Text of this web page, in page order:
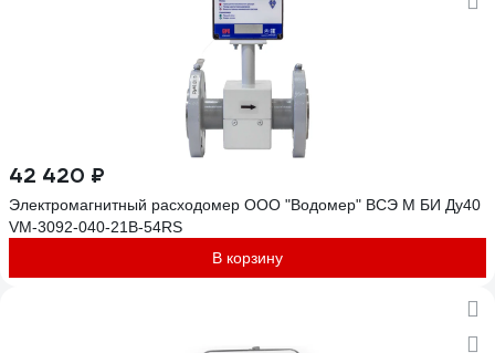
42 420 ₽
Электромагнитный расходомер ООО "Водомер" ВСЭ М БИ Ду40
VM-3092-040-21B-54RS
В корзину